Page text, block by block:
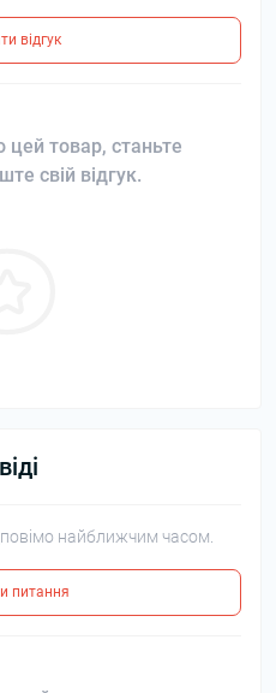
відгук
цей товар, станьте
свій відгук.
найближчим часом.
питання